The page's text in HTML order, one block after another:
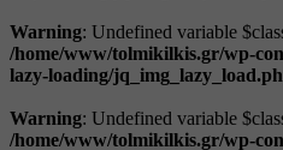
Warning: Undefined variable
/home/www/tolmikilkis.gr/wp-
lazy-loading/
Warning: Undefined variable
/home/www/tolmikilkis.gr/wp-